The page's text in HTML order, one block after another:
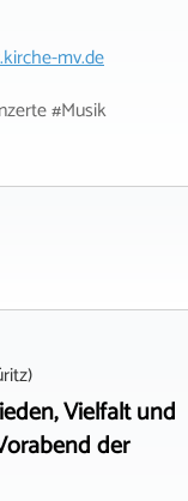
mv.de
#Musik
Vielfalt und
der